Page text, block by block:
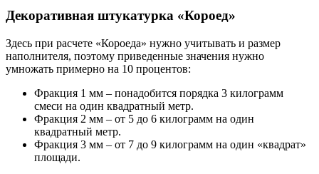
Декоративная штукатурка «Короед»
Здесь при расчете «Короеда» нужно учитывать и размер
наполнителя, поэтому приведенные значения нужно
умножать примерно на 10 процентов:
Фракция 1 мм – понадобится порядка 3 килограмм
смеси на один квадратный метр.
Фракция 2 мм – от 5 до 6 килограмм на один
квадратный метр.
Фракция 3 мм – от 7 до 9 килограмм на один «квадрат»
площади.